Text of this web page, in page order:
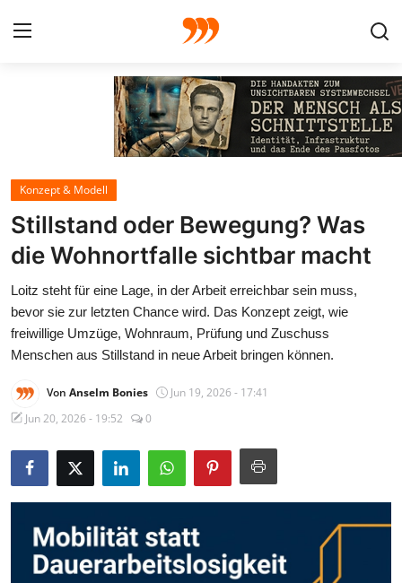
Galerie
GRAFIK
Redaktion
Beiträge
Konzept & Modell
Stillstand oder Bewegung? Was
die Wohnortfalle sichtbar macht
Loitz steht für eine Lage, in der Arbeit erreichbar sein muss,
bevor sie zur letzten Chance wird. Das Konzept zeigt, wie
freiwillige Umzüge, Wohnraum, Prüfung und Zuschuss
Menschen aus Stillstand in neue Arbeit bringen können.
Von Anselm Bonies
Jun 19, 2026 - 17:41
Jun 20, 2026 - 19:52
0